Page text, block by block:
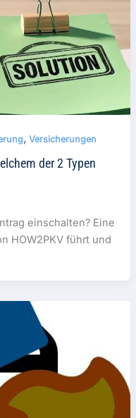
, Versicherungen
der 2 Typen
einschalten? Eine
HOW2PKV führt und